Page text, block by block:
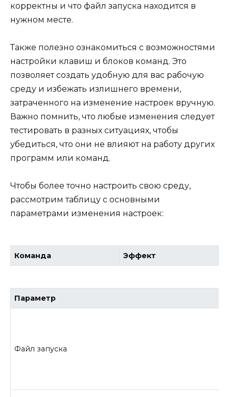
корректны и что файл запуска находится в
нужном месте.
Также полезно ознакомиться с возможностями
настройки клавиш и блоков команд. Это
позволяет создать удобную для вас рабочую
среду и избежать излишнего времени,
затраченного на изменение настроек вручную.
Важно помнить, что любые изменения следует
тестировать в разных ситуациях, чтобы
убедиться, что они не влияют на работу других
программ или команд.
Чтобы более точно настроить свою среду,
рассмотрим таблицу с основными
параметрами изменения настроек:
Команда Эффект
Параметр
Файл запуска